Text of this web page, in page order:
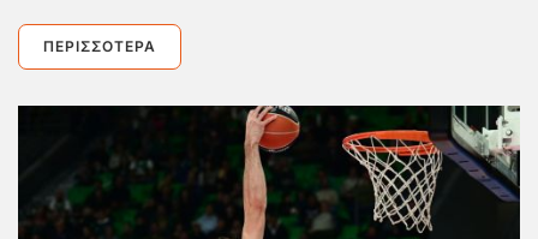
ΠΕΡΙΣΣΌΤΕΡΑ